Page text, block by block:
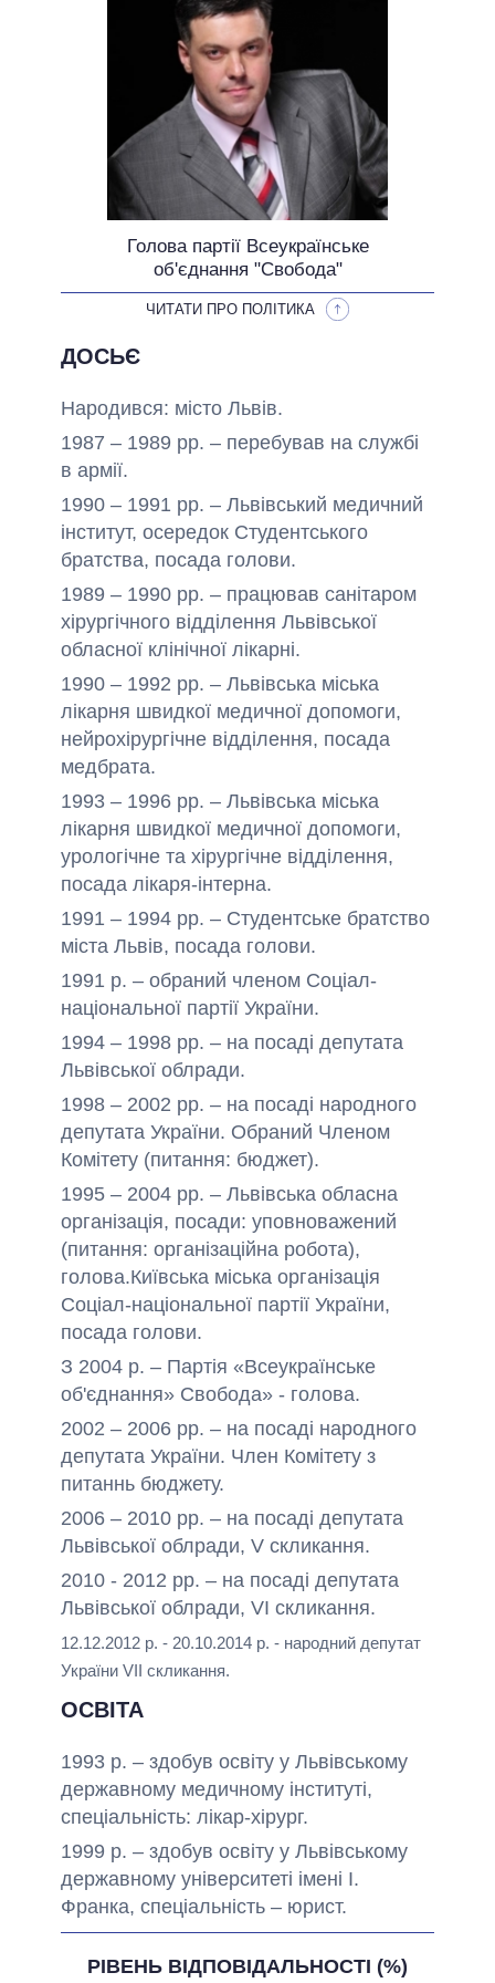
ОБІЦЯНКИ У ПРОЦЕСІ
ВСІ ОБІЦЯНКИ
АРХІВНІ ОБІЦЯНКИ
Голова партії Всеукраїнське
об'єднання "Свобода"
ЧИТАТИ ПРО ПОЛІТИКА
ДОСЬЄ
Народився: місто Львів.
1987 – 1989 рр. – перебував на службі
в армії.
1990 – 1991 рр. – Львівський медичний
інститут, осередок Студентського
братства, посада голови.
1989 – 1990 рр. – працював санітаром
хірургічного відділення Львівської
обласної клінічної лікарні.
1990 – 1992 рр. – Львівська міська
лікарня швидкої медичної допомоги,
нейрохірургічне відділення, посада
медбрата.
1993 – 1996 рр. – Львівська міська
лікарня швидкої медичної допомоги,
урологічне та хірургічне відділення,
посада лікаря-інтерна.
1991 – 1994 рр. – Студентське братство
міста Львів, посада голови.
1991 р. – обраний членом Соціал-
національної партії України.
1994 – 1998 рр. – на посаді депутата
Львівської облради.
1998 – 2002 рр. – на посаді народного
депутата України. Обраний Членом
Комітету (питання: бюджет).
1995 – 2004 рр. – Львівська обласна
організація, посади: уповноважений
(питання: організаційна робота),
голова.Київська міська організація
Соціал-національної партії України,
посада голови.
З 2004 р. – Партія «Всеукраїнське
об'єднання» Свобода» - голова.
2002 – 2006 рр. – на посаді народного
депутата України. Член Комітету з
питаннь бюджету.
2006 – 2010 рр. – на посаді депутата
Львівської облради, V скликання.
2010 - 2012 рр. – на посаді депутата
Львівської облради, VI скликання.
12.12.2012 р. - 20.10.2014 р. - народний депутат
України VIІ скликання.
ОСВІТА
1993 р. – здобув освіту у Львівському
державному медичному інституті,
спеціальність: лікар-хірург.
1999 р. – здобув освіту у Львівському
державному університеті імені І.
Франка, спеціальність – юрист.
РІВЕНЬ ВІДПОВІДАЛЬНОСТІ (%)